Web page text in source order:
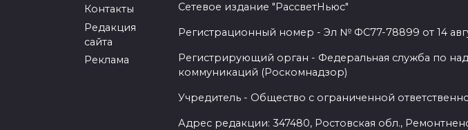
Контакты
Редакция
сайта
Реклама
Сетевое издание "РассветНьюс"
Регистрационный номер - Эл № ФС77-78899 от 14
Регистрирующий орган - Федеральная служба по
коммуникаций (Роскомнадзор)
Учредитель - Общество с ограниченной
Адрес редакции: 347480, Ростовская обл.,